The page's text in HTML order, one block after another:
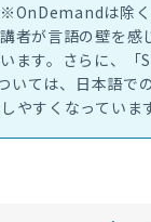
は除
者が言語の壁を感
ます。さらに、「
いては、日本語で
やすくなっていま